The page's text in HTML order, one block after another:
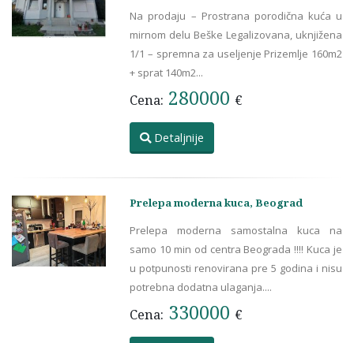
Na prodaju – Prostrana porodična kuća u
mirnom delu Beške Legalizovana, uknjižena
1/1 – spremna za useljenje Prizemlje 160m2
+ sprat 140m2...
Cena: 280000 €
Detaljnije
Prelepa moderna kuca, Beograd
Prelepa moderna samostalna kuca na
samo 10 min od centra Beograda !!!! Kuca je
u potpunosti renovirana pre 5 godina i nisu
potrebna dodatna ulaganja....
Cena: 330000 €